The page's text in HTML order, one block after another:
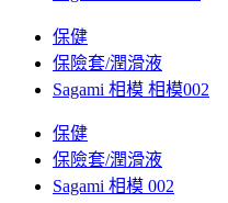
保健
保險套/潤滑液
Sagami 相模 相模002
保健
保險套/潤滑液
Sagami 相模 002